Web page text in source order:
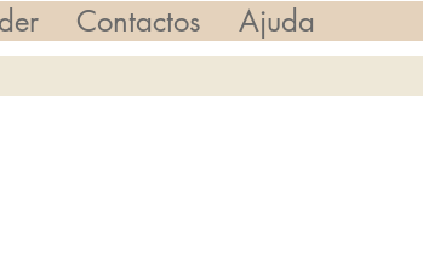
Contactos Ajuda